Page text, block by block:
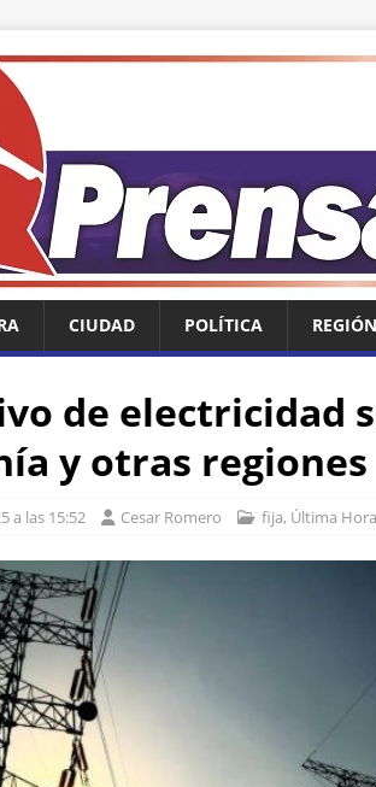
CIUDAD POLÍTICA REGIÓN
de electricidad
y otras regiones
a las 15:52 Cesar Romero fija, Última Hora